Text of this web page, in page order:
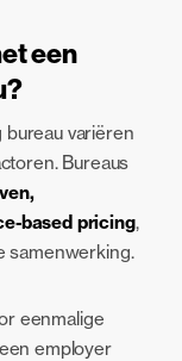
een
variëren
Bureaus
based pricing,
samenwerking.
eenmalige
employer